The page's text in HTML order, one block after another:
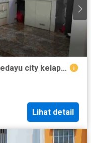
di sewakan rumah fully furnish sedayu city kelapa gading
Lihat detail